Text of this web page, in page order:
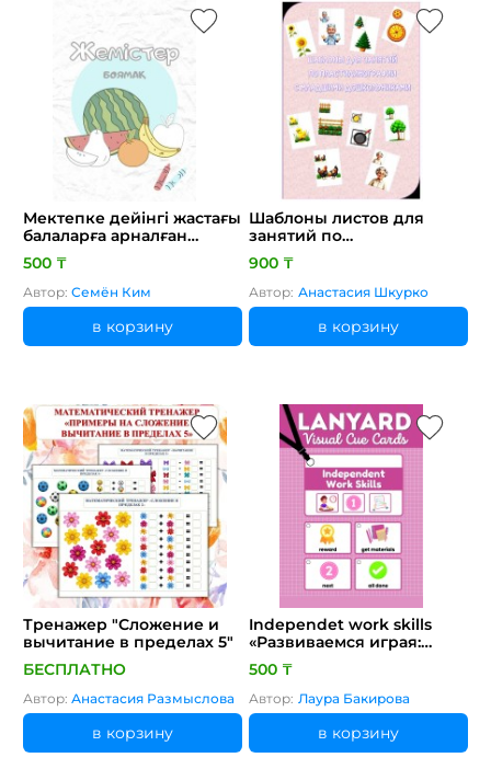
Мектепке дейінгі жастағы
балаларға арналған
"Жемістер" боямағы
(раскраска)
500 ₸
Автор: Семён Ким
в корзину
Шаблоны листов для
занятий по
пластилинографии с
детьми раннего возраста
900 ₸
Автор: Анастасия Шкурко
в корзину
Тренажер "Сложение и
вычитание в пределах 5"
БЕСПЛАТНО
Автор: Анастасия Размыслова
в корзину
Independet work skills
«Развиваемся играя:
Комплексный набор для
развития речи и
коммуникативных
навыков (PECS)»
500 ₸
Автор: Лаура Бакирова
в корзину